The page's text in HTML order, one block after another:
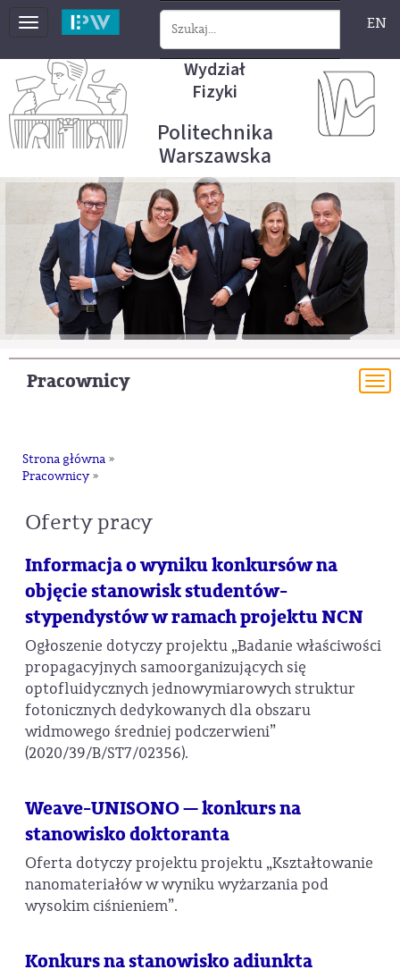
Toggle
EN
Wydział
Fizyki
Politechnika
Warszawska
Pracownicy
Strona główna »
Pracownicy »
Oferty pracy
Informacja o wyniku konkursów na
objęcie stanowisk studentów-
stypendystów w ramach projektu NCN
Ogłoszenie dotyczy projektu „Badanie właściwości
propagacyjnych samoorganizujących się
optofluidycznych jednowymiarowych struktur
fotonicznych dedykowanych dla obszaru
widmowego średniej podczerwieni”
(2020/39/B/ST7/02356).
Weave-UNISONO — konkurs na
stanowisko doktoranta
Oferta dotyczy projektu projektu „Kształtowanie
nanomateriałów w wyniku wyżarzania pod
wysokim ciśnieniem”.
Konkurs na stanowisko adiunkta